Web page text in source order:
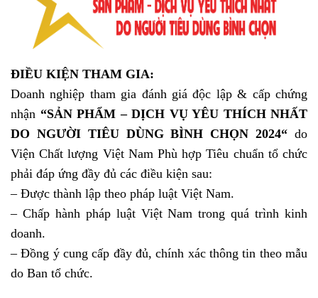
ĐIỀU KIỆN THAM GIA:
Doanh nghiệp tham gia đánh giá độc lập & cấp chứng
nhận “SẢN PHẨM – DỊCH VỤ YÊU THÍCH NHẤT
DO NGƯỜI TIÊU DÙNG BÌNH CHỌN 2024“ do
Viện Chất lượng Việt Nam Phù hợp Tiêu chuẩn tổ chức
phải đáp ứng đầy đủ các điều kiện sau:
– Được thành lập theo pháp luật Việt Nam.
– Chấp hành pháp luật Việt Nam trong quá trình kinh
doanh.
– Đồng ý cung cấp đầy đủ, chính xác thông tin theo mẫu
do Ban tổ chức.